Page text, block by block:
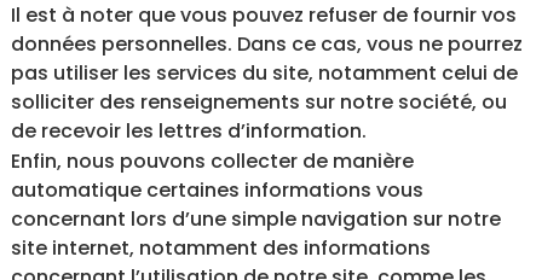
Il est à noter que vous pouvez refuser de fournir vos
données personnelles. Dans ce cas, vous ne pourrez
pas utiliser les services du site, notamment celui de
solliciter des renseignements sur notre société, ou
de recevoir les lettres d’information.
Enfin, nous pouvons collecter de manière
automatique certaines informations vous
concernant lors d’une simple navigation sur notre
site internet, notamment des informations